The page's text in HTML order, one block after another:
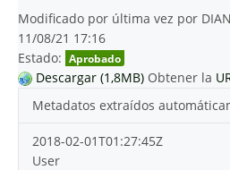
Modificado por última vez por
11/08/21 17:16
Estado: Aprobado
Descargar (1,8MB) Obtener la
Metadatos extraídos
2018-02-01T01:27:45Z
User